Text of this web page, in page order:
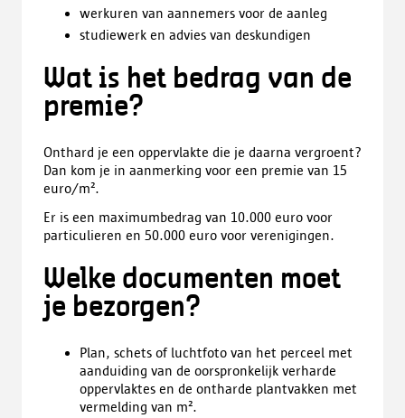
werkuren van aannemers voor de aanleg
studiewerk en advies van deskundigen
Wat is het bedrag van de
premie?
Onthard je een oppervlakte die je daarna vergroent?
Dan kom je in aanmerking voor een premie van 15
euro/m².
Er is een maximumbedrag van 10.000 euro voor
particulieren en 50.000 euro voor verenigingen.
Welke documenten moet
je bezorgen?
Plan, schets of luchtfoto van het perceel met
aanduiding van de oorspronkelijk verharde
oppervlaktes en de ontharde plantvakken met
vermelding van m².